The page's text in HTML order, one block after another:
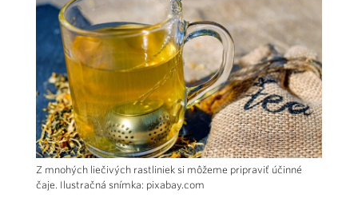
Z mnohých liečivých rastliniek si môžeme pripraviť účinné
čaje. Ilustračná snímka: pixabay.com